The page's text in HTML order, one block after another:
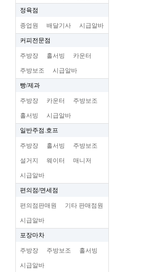
정육점
종업원 배달기사 시급알바
커피전문점
주방장 홀서빙 카운터
주방보조 시급알바
빵/제과
주방장 카운터 주방보조
홀서빙 시급알바
일반주점.호프
주방장 홀서빙 주방보조
설거지 웨이터 매니저
시급알바
편의점/면세점
편의점판매원 기타 판매점원
시급알바
포장마차
주방장 주방보조 홀서빙
시급알바